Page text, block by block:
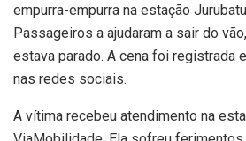
empurra-empurra na estação
Passageiros a ajudaram a sair do
estava parado. A cena foi registrada
nas redes sociais.
A vítima recebeu atendimento na